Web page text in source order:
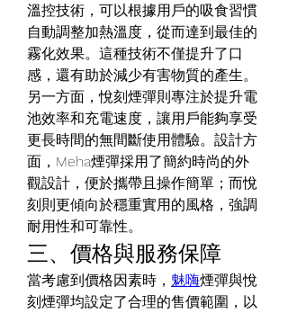
溫控技術，可以根據用戶的吸食習慣
自動調整加熱溫度，從而達到最佳的
霧化效果。這種技術不僅提升了口
感，還有助於減少有害物質的產生。
另一方面，悅刻煙彈則專注於提升電
池效率和充電速度，讓用戶能夠享受
更長時間的無間斷使用體驗。設計方
面，Meha煙彈採用了簡約時尚的外
觀設計，便於攜帶且操作簡單；而悅
刻則更傾向於穩重實用的風格，強調
耐用性和可靠性。
三、價格與服務保障
當考慮到價格因素時， 魅嗨煙彈與悅
刻煙彈均設定了合理的售價範圍，以